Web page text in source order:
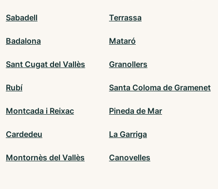
Sabadell Terrassa
Badalona Mataró
Sant Cugat del Vallès Granollers
Rubí Santa Coloma de Gramenet
Montcada i Reixac Pineda de Mar
Cardedeu La Garriga
Montornès del Vallès Canovelles